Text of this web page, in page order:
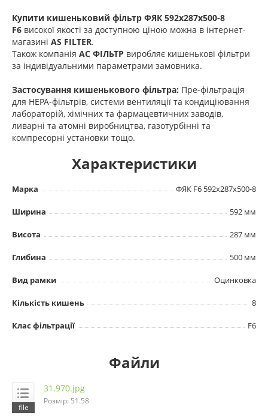
Купити кишеньковий фільтр ФЯК 592х287х500-8
F6 високої якості за доступною ціною можна в інтернет-
магазині AS FILTER.
Також компанія АС ФІЛЬТР виробляє кишенькові фільтри
за індивідуальними параметрами замовника.
Застосування кишенькового фільтра: Пре-фільтрація
для НЕРА-фільтрів, системи вентиляції та кондиціювання
лабораторій, хімічних та фармацевтичних заводів,
ливарні та атомні виробництва, газотурбінні та
компресорні установки тощо.
Характеристики
Марка ФЯК F6 592х287х500-8
Ширина 592 мм
Висота 287 мм
Глибина 500 мм
Вид рамки Оцинковка
Кількість кишень 8
Клас фільтрації F6
Файли
31.970.jpg
Розмір: 51.58